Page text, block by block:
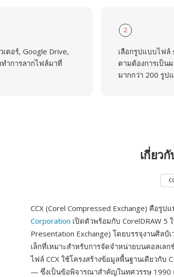
ตอร์, Google Drive,
ำการลากไฟล์มาที่
2
เลือกรูปแบบไฟ
ตามต้องการเป็น
มากกว่า 200 รูป
เกี่ยว
CCX (Corel Compressed Exchange) คือ
Corporation เปิดตัวพร้อมกับ CorelDRAW 5
Presentation Exchange) โดยบรรจุงานศิล
เล็กที่เหมาะสำหรับการจัดจำหน่ายบนคอลเล
ไฟล์ CCX ใช้โครงสร้างข้อมูลพื้นฐานเดียวกับ
— ซึ่งเป็นข้อพิจารณาสำคัญในทศวรรษ 1990